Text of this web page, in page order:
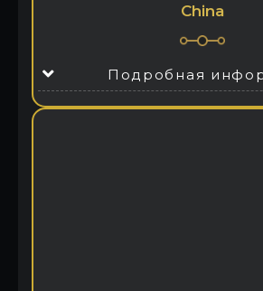
China
Подробная